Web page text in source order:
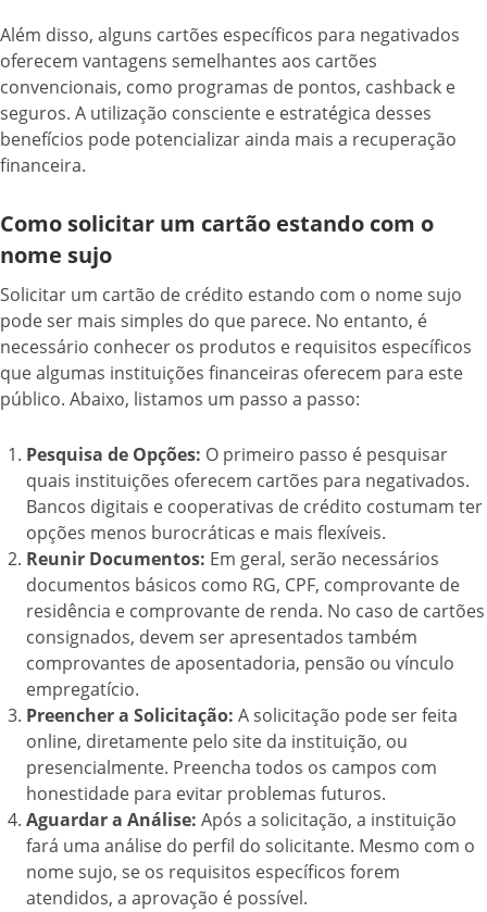
Além disso, alguns cartões específicos para negativados
oferecem vantagens semelhantes aos cartões
convencionais, como programas de pontos, cashback e
seguros. A utilização consciente e estratégica desses
benefícios pode potencializar ainda mais a recuperação
financeira.
Como solicitar um cartão estando com o
nome sujo
Solicitar um cartão de crédito estando com o nome sujo
pode ser mais simples do que parece. No entanto, é
necessário conhecer os produtos e requisitos específicos
que algumas instituições financeiras oferecem para este
público. Abaixo, listamos um passo a passo:
Pesquisa de Opções: O primeiro passo é pesquisar
quais instituições oferecem cartões para negativados.
Bancos digitais e cooperativas de crédito costumam ter
opções menos burocráticas e mais flexíveis.
Reunir Documentos: Em geral, serão necessários
documentos básicos como RG, CPF, comprovante de
residência e comprovante de renda. No caso de cartões
consignados, devem ser apresentados também
comprovantes de aposentadoria, pensão ou vínculo
empregatício.
Preencher a Solicitação: A solicitação pode ser feita
online, diretamente pelo site da instituição, ou
presencialmente. Preencha todos os campos com
honestidade para evitar problemas futuros.
Aguardar a Análise: Após a solicitação, a instituição
fará uma análise do perfil do solicitante. Mesmo com o
nome sujo, se os requisitos específicos forem
atendidos, a aprovação é possível.